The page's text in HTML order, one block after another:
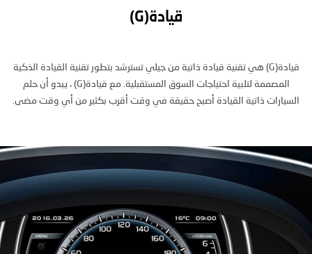
قيادة(G)
قيادة(G) هي تقنية قيادة ذاتية من جيلي تسترشد بتطور تقنية القيادة الذكية
المصممة لتلبية احتياجات السوق المستقبلية. مع قيادة(G) ، يبدو أن حلم
السيارات ذاتية القيادة أصبح حقيقة في وقت أقرب بكثير من أي وقت مضى.